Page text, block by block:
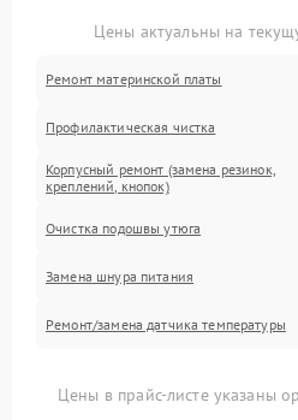
Цены актуальны на
Ремонт материнской платы
Профилактическая чистка
Корпусный ремонт (замена резинок,
креплений, кнопок)
Очистка подошвы утюга
Замена шнура питания
Ремонт/замена датчика температуры
Цены в прайс-листе указаны